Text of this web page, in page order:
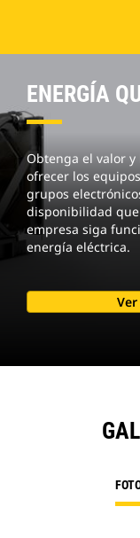
ENERGÍA
Obtenga el valor
ofrecer los
grupos
disponibilidad
empresa siga
energía eléctrica.